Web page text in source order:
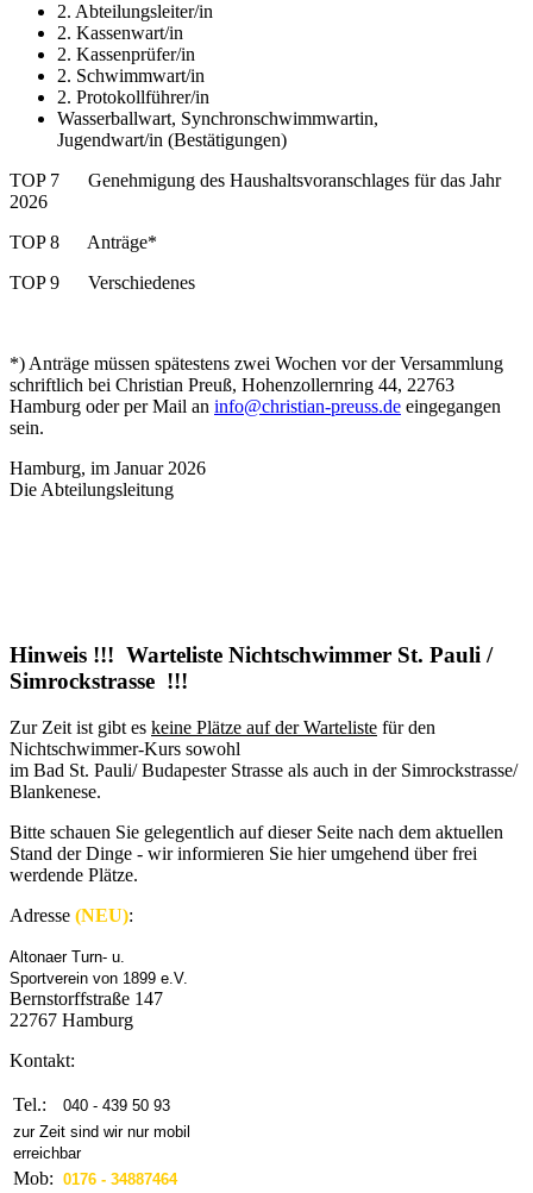
2. Abteilungsleiter/in
2. Kassenwart/in
2. Kassenprüfer/in
2. Schwimmwart/in
2. Protokollführer/in
Wasserballwart, Synchronschwimmwartin,
Jugendwart/in (Bestätigungen)
TOP 7 Genehmigung des Haushaltsvoranschlages für das Jahr
2026
TOP 8 Anträge*
TOP 9 Verschiedenes
*) Anträge müssen spätestens zwei Wochen vor der Versammlung
schriftlich bei Christian Preuß, Hohenzollernring 44, 22763
Hamburg oder per Mail an info@christian-preuss.de eingegangen
sein.
Hamburg, im Januar 2026
Die Abteilungsleitung
Hinweis !!! Warteliste Nichtschwimmer St. Pauli /
Simrockstrasse !!!
Zur Zeit ist gibt es keine Plätze auf der Warteliste für den
Nichtschwimmer-Kurs sowohl
im Bad St. Pauli/ Budapester Strasse als auch in der Simrockstrasse/
Blankenese.
Bitte schauen Sie gelegentlich auf dieser Seite nach dem aktuellen
Stand der Dinge - wir informieren Sie hier umgehend über frei
werdende Plätze.
Adresse (NEU):
Altonaer Turn- u.
Sportverein von 1899 e.V.
Bernstorffstraße 147
22767 Hamburg
Kontakt:
Tel.:
040 - 439 50 93
zur Zeit sind wir nur mobil
erreichbar
Mob: 0176 - 34887464